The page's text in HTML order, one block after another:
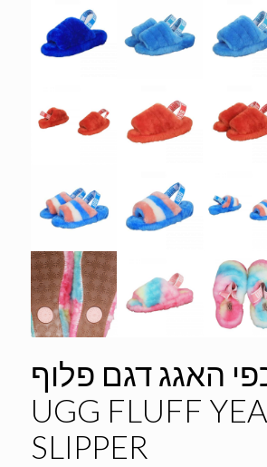
האגג דגם פלוף
UGG FLUFF
SLIPPER